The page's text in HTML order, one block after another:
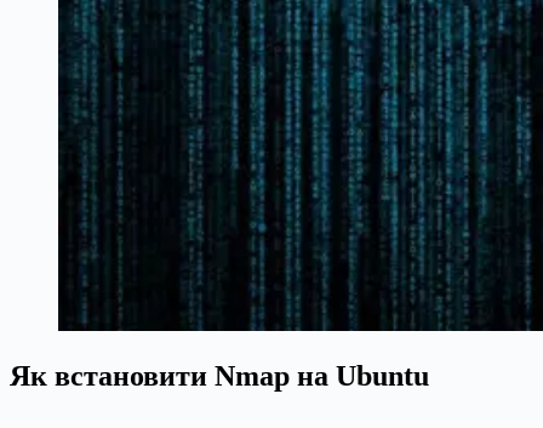
Як встановити Nmap на Ubuntu